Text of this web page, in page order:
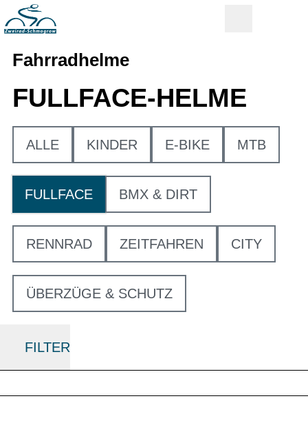
Fahrradhelme
FULLFACE-HELME
ALLE KINDER E-BIKE MTB
FULLFACE BMX & DIRT
RENNRAD ZEITFAHREN CITY
ÜBERZÜGE & SCHUTZ
FILTER